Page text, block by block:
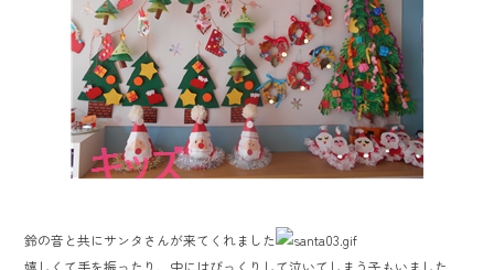
鈴の音と共にサンタさんが来てくれました